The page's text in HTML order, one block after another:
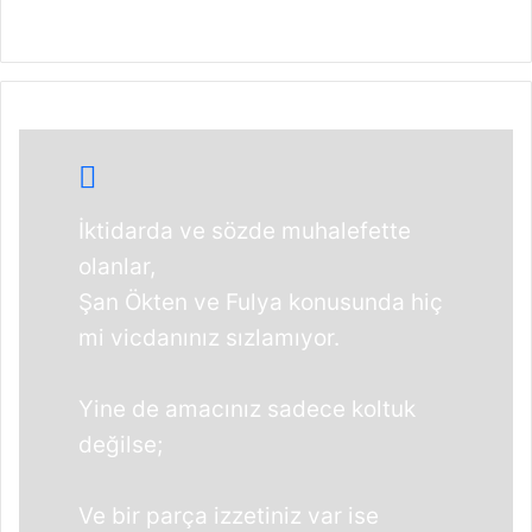
İktidarda ve sözde muhalefette
olanlar,
Şan Ökten ve Fulya konusunda hiç
mi vicdanınız sızlamıyor.
Yine de amacınız sadece koltuk
değilse;
Ve bir parça izzetiniz var ise